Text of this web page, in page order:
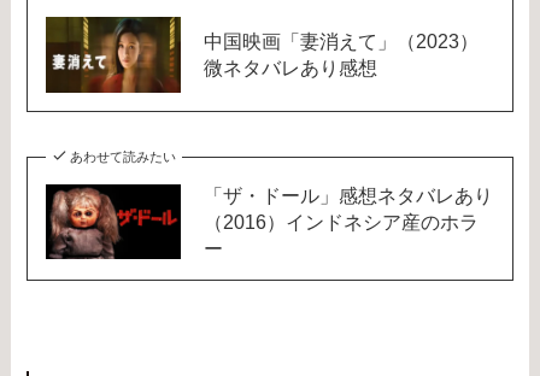
中国映画「妻消えて」（2023）
微ネタバレあり感想
あわせて読みたい
「ザ・ドール」感想ネタバレあり
（2016）インドネシア産のホラ
ー